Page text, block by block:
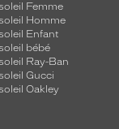
Femme
Homme
Enfant
bébé
Ray-Ban
Gucci
Oakley